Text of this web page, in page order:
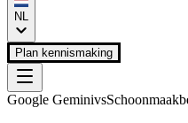
NL
Plan kennismaking
Google Geminivs